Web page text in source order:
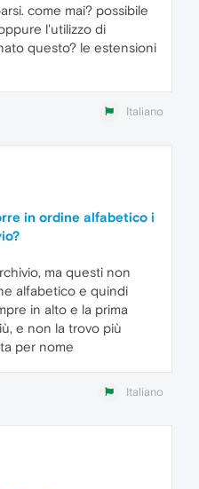
come mai? possibile
l'utilizzo di
questo? le estensioni
Italiano
in ordine alfabetico i
ma questi non
alfabetico e quindi
in alto e la prima
e non la trovo più
per nome
Italiano